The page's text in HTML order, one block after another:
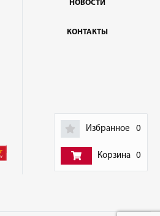
Избранное 0
Корзина 0
НОВОСТИ
КОНТАКТЫ